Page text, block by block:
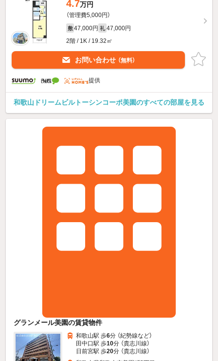
4.7万円
（管理費5,000円）
敷 47,000円 礼 47,000円
2階 / 1K / 19.32㎡
お問い合わせ （無料）
提供
和歌山ドリームビルトーシンコーポ美園のすべての部屋を見る
グランメール美園の賃貸物件
和歌山駅 歩6分 （紀勢線など）
田中口駅 歩10分 （貴志川線）
日前宮駅 歩20分 （貴志川線）